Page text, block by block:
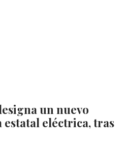
un nuevo
eléctrica, tras